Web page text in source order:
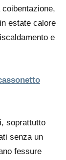
coibentazione,
estate calore
e
soprattutto
senza un
fessure